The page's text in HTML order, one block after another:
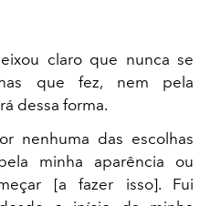
claro que nunca se
que fez, nem pela
dessa forma.
nenhuma das escolhas
minha aparência ou
[a fazer isso]. Fui